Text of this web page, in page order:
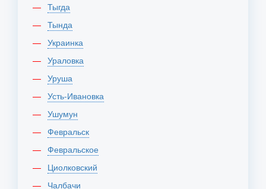
Тыгда
Тында
Украинка
Ураловка
Уруша
Усть-Ивановка
Ушумун
Февральск
Февральское
Циолковский
Чалбачи